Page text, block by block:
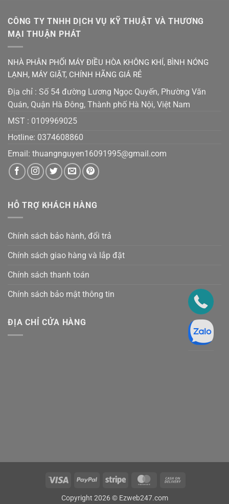
CÔNG TY TNHH DỊCH VỤ KỸ THUẬT VÀ THƯƠNG
MẠI THUẬN PHÁT
NHÀ PHÂN PHỐI MÁY ĐIỀU HÒA KHÔNG KHÍ, BÌNH NÓNG
LẠNH, MÁY GIẶT, CHÍNH HÃNG GIÁ RẺ
Địa chỉ : Số 54 đường Lương Ngọc Quyến, Phường Văn
Quán, Quận Hà Đông, Thành phố Hà Nội, Việt Nam
MST : 0109969025
Hotline: 0374608860
Email: thuangnguyen16091995@gmail.com
HỖ TRỢ KHÁCH HÀNG
Chính sách bảo hành, đổi trả
Chính sách giao hàng và lắp đặt
Chính sách thanh toán
Chính sách bảo mật thông tin
ĐỊA CHỈ CỬA HÀNG
Visa PayPal Stripe MasterCard
Copyright 2026 © Ezweb247.com